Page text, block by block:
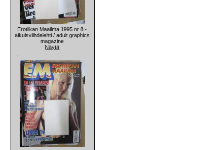
Erotiikan Maailma 1995 nr 8 -
aikuisviihdelehti / adult graphics
magazine
Näytä